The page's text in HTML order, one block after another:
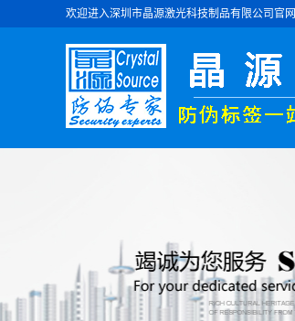
欢迎进入深圳市晶源激光科技制品有限公司官网